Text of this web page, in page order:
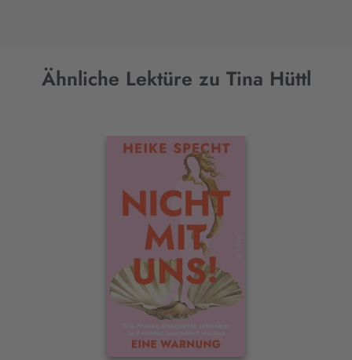
Ähnliche Lektüre zu Tina Hüttl